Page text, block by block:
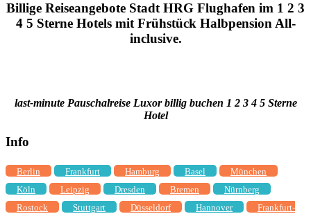
Billige Reiseangebote Stadt HRG Flughafen im 1 2 3
4 5 Sterne Hotels mit Frühstück Halbpension All-
inclusive.
last-minute Pauschalreise Luxor billig buchen 1 2 3 4 5 Sterne
Hotel
Info
Berlin Frankfurt Hamburg Basel
München
Köln
Leipzig Dresden Bremen
Nürnberg
Rostock
Stuttgart Düsseldorf Hannover
Frankfurt-